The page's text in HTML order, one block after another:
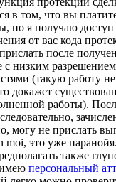
в том, что вы
но я получаю доступ
от вас кода
после
с низким
(такую работу
докажет
работы).
могу не прислать
moi, это уже
также
персональный